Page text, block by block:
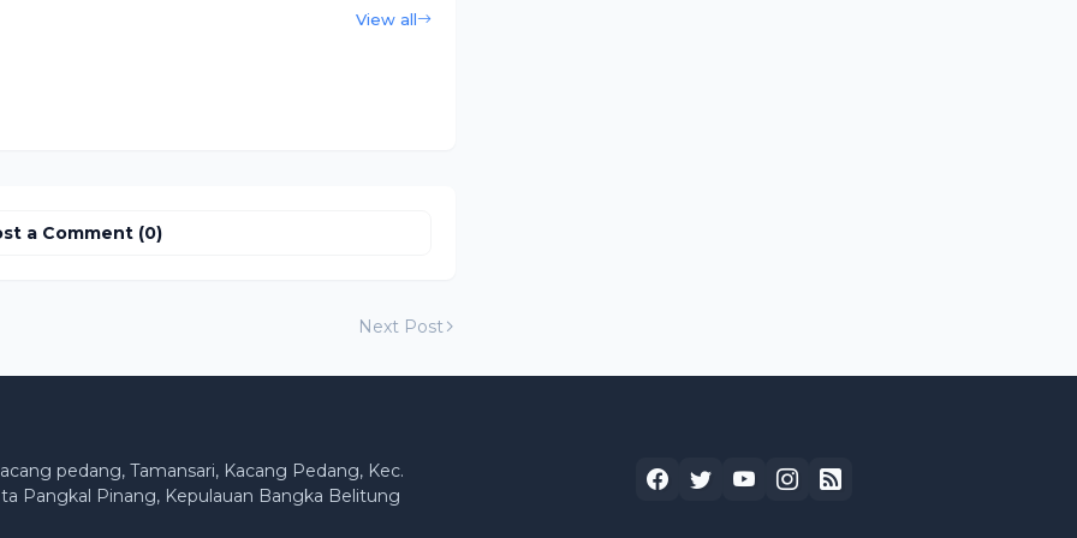
View all
a Comment (0)
Next Post
pedang, Tamansari, Kacang Pedang, Kec.
Pangkal Pinang, Kepulauan Bangka Belitung